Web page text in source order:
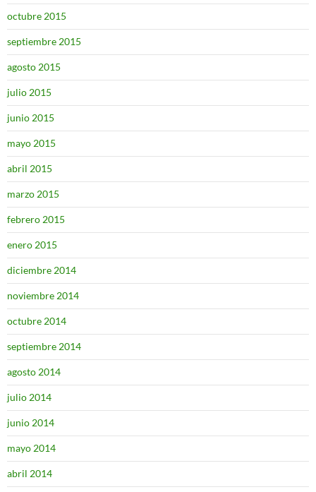
octubre 2015
septiembre 2015
agosto 2015
julio 2015
junio 2015
mayo 2015
abril 2015
marzo 2015
febrero 2015
enero 2015
diciembre 2014
noviembre 2014
octubre 2014
septiembre 2014
agosto 2014
julio 2014
junio 2014
mayo 2014
abril 2014